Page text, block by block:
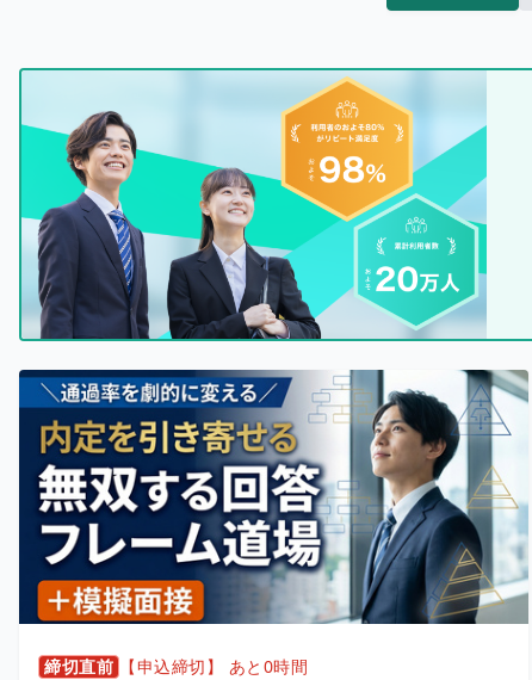
締切直前 【申込締切】 あと0時間